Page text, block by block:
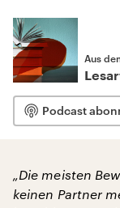
Aus
Podcast
„Die meisten
keinen Partner